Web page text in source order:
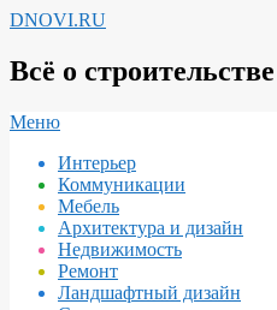
Перейти
содержимому
DNOVI.RU
Всё о
Вторичное
навигации
Меню
Интерьер
Коммуникации
Мебель
Архитектура и дизайн
Недвижимость
Ремонт
Ландшафтный дизайн